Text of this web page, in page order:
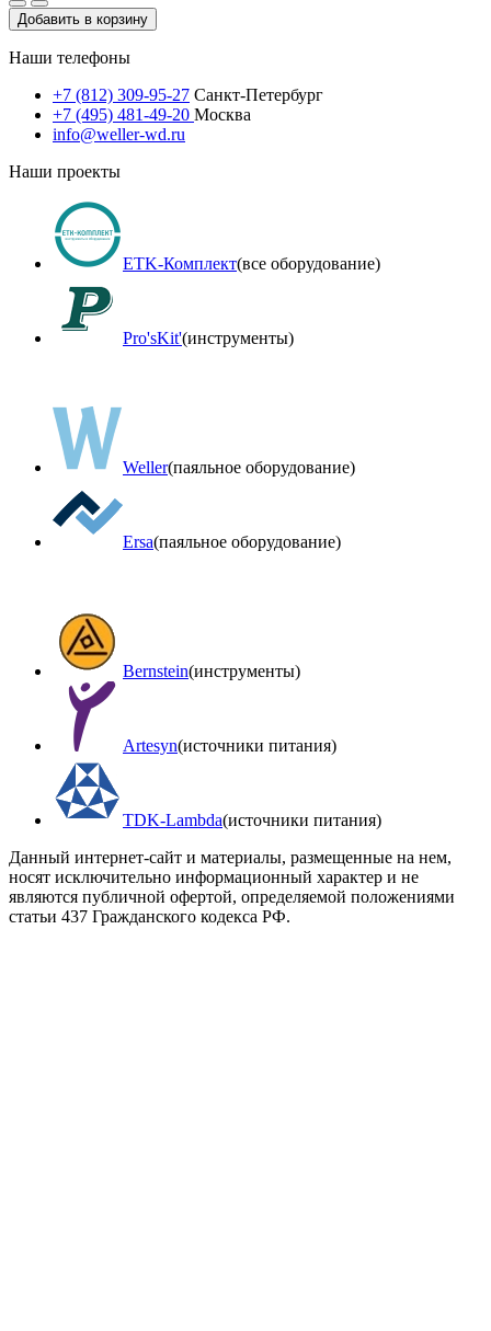
Добавить в корзину
Наши телефоны
+7 (812) 309-95-27 Санкт-Петербург
+7 (495) 481-49-20 Москва
info@weller-wd.ru
Наши проекты
ETK-Комплект(все оборудование)
Pro'sKit'(инструменты)
Weller(паяльное оборудование)
Ersa(паяльное оборудование)
Bernstein(инструменты)
Artesyn(источники питания)
TDK-Lambda(источники питания)
Данный интернет-сайт и материалы, размещенные на нем,
носят исключительно информационный характер и не
являются публичной офертой, определяемой положениями
статьи 437 Гражданского кодекса РФ.